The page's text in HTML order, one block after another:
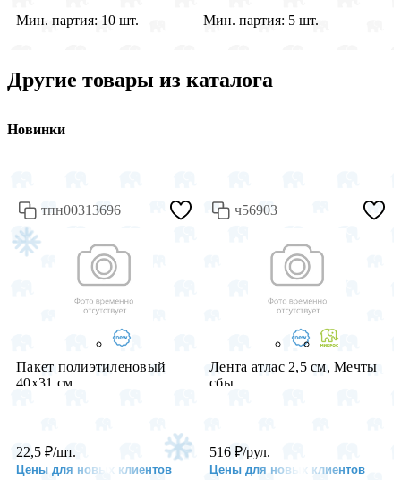
Мин. партия: 10 шт. Мин. партия: 5 шт.
Другие товары из каталога
Новинки
тпн00313696
Пакет полиэтиленовый
40х31 см ...
22,5 ₽/шт.
Цены для новых клиентов
ч56903
Лента атлас 2,5 см, Мечты
сбы...
516 ₽/рул.
Цены для новых клиентов